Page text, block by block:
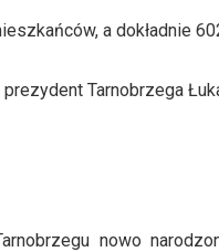
a dokładnie
Tarnobrzega
nowo